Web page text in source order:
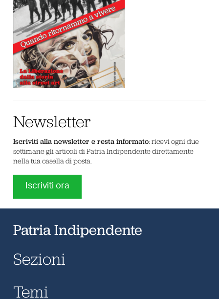
Newsletter
Iscriviti alla newsletter e resta informato: ricevi ogni due
settimane gli articoli di Patria Indipendente direttamente
nella tua casella di posta.
Iscriviti ora
Patria Indipendente
Sezioni
Temi